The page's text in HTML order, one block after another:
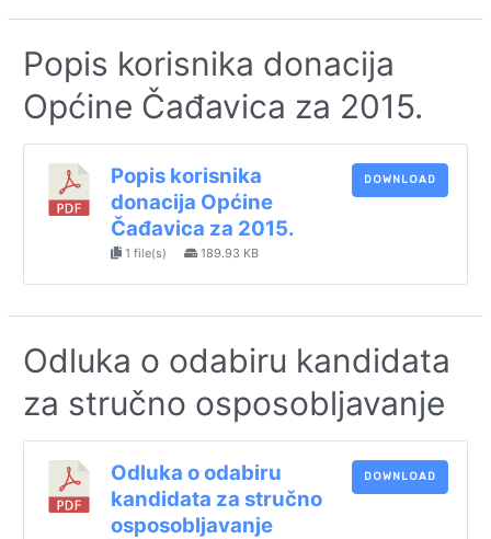
Popis korisnika donacija
Općine Čađavica za 2015.
Popis korisnika
donacija Općine
Čađavica za 2015.
1 file(s) 189.93 KB
DOWNLOAD
Odluka o odabiru kandidata
za stručno osposobljavanje
Odluka o odabiru
kandidata za stručno
osposobljavanje
DOWNLOAD